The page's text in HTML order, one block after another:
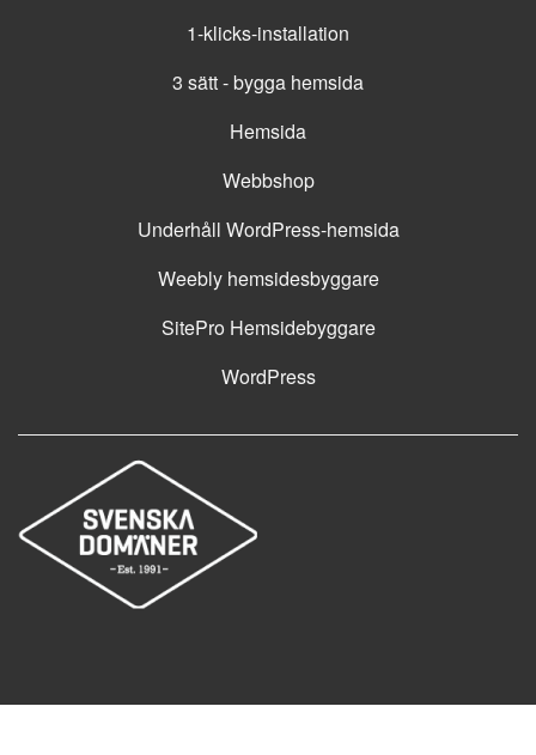
1-klicks-installation
3 sätt - bygga hemsida
Hemsida
Webbshop
Underhåll WordPress-hemsida
Weebly hemsidesbyggare
SitePro Hemsidebyggare
WordPress